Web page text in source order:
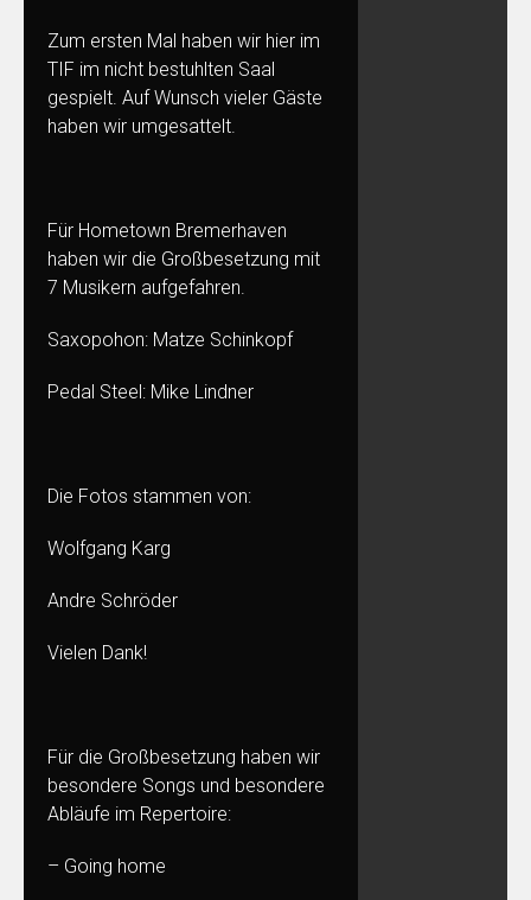
Zum ersten Mal haben wir hier im
TIF im nicht bestuhlten Saal
gespielt. Auf Wunsch vieler Gäste
haben wir umgesattelt.
Für Hometown Bremerhaven
haben wir die Großbesetzung mit
7 Musikern aufgefahren.
Saxopohon: Matze Schinkopf
Pedal Steel: Mike Lindner
Die Fotos stammen von:
Wolfgang Karg
Andre Schröder
Vielen Dank!
Für die Großbesetzung haben wir
besondere Songs und besondere
Abläufe im Repertoire:
– Going home